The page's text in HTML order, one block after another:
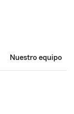
Nuestro equipo